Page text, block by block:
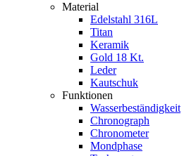
Material
Edelstahl 316L
Titan
Keramik
Gold 18 Kt.
Leder
Kautschuk
Funktionen
Wasserbeständigkeit
Chronograph
Chronometer
Mondphase